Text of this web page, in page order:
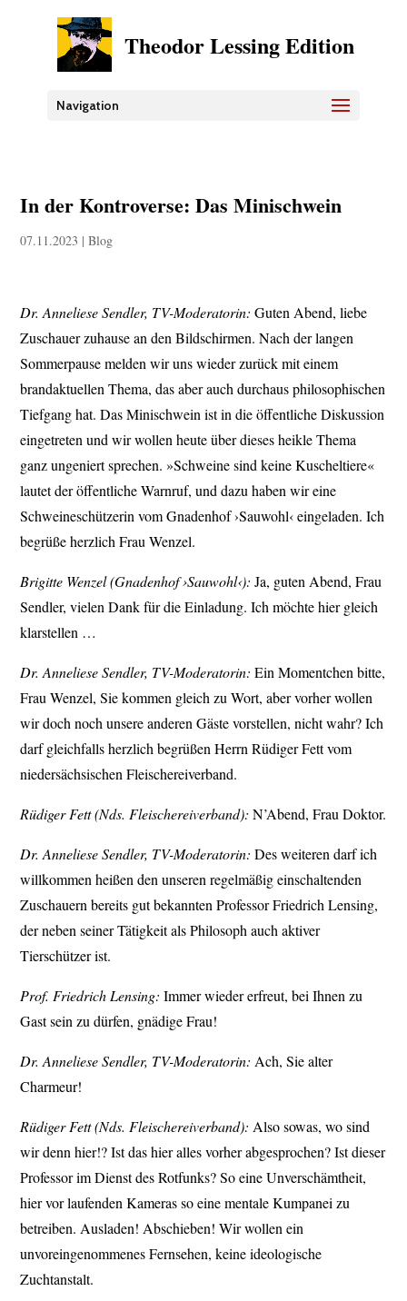
Theodor Lessing Edition
Navigation
In der Kontroverse: Das Minischwein
07.11.2023 |Blog
Dr. Anneliese Sendler, TV-Moderatorin:Guten Abend, liebe
Zuschauer zuhause an den Bildschirmen. Nach der langen
Sommerpause melden wir uns wieder zurück mit einem
brandaktuellen Thema, das aber auch durchaus philosophischen
Tiefgang hat. Das Minischwein ist in die öffentliche Diskussion
eingetreten und wir wollen heute über dieses heikle Thema
ganz ungeniert sprechen. »Schweine sind keine Kuscheltiere«
lautet der öffentliche Warnruf, und dazu haben wir eine
Schweineschützerin vom Gnadenhof ›Sauwohl‹ eingeladen. Ich
begrüße herzlich Frau Wenzel.
Brigitte Wenzel (Gnadenhof ›Sauwohl‹): Ja, guten Abend, Frau
Sendler, vielen Dank für die Einladung. Ich möchte hier gleich
klarstellen …
Dr. Anneliese Sendler, TV-Moderatorin: Ein Momentchen bitte,
Frau Wenzel, Sie kommen gleich zu Wort, aber vorher wollen
wir doch noch unsere anderen Gäste vorstellen, nicht wahr? Ich
darf gleichfalls herzlich begrüßen Herrn Rüdiger Fett vom
niedersächsischen Fleischereiverband.
Rüdiger Fett (Nds. Fleischereiverband):N’Abend, Frau Doktor.
Dr. Anneliese Sendler, TV-Moderatorin: Des weiteren darf ich
willkommen heißen den unseren regelmäßig einschaltenden
Zuschauern bereits gut bekannten Professor Friedrich Lensing,
der neben seiner Tätigkeit als Philosoph auch aktiver
Tierschützer ist.
Prof. Friedrich Lensing:Immer wieder erfreut, bei Ihnen zu
Gast sein zu dürfen, gnädige Frau!
Dr. Anneliese Sendler, TV-Moderatorin: Ach, Sie alter
Charmeur!
Rüdiger Fett (Nds. Fleischereiverband): Also sowas, wo sind
wir denn hier!? Ist das hier alles vorher abgesprochen? Ist dieser
Professor im Dienst des Rotfunks? So eine Unverschämtheit,
hier vor laufenden Kameras so eine mentale Kumpanei zu
betreiben. Ausladen! Abschieben! Wir wollen ein
unvoreingenommenes Fernsehen, keine ideologische
Zuchtanstalt.